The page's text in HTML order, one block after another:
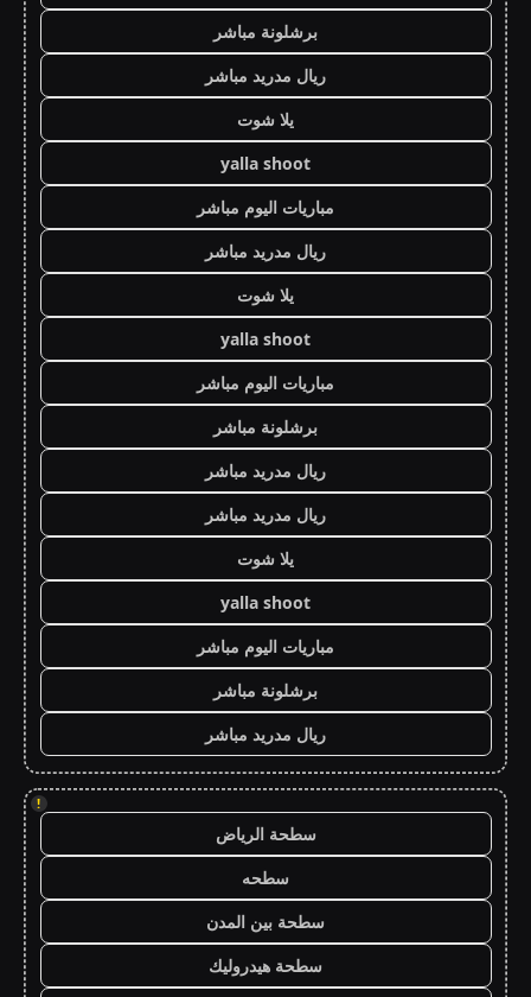
برشلونة مباشر
ريال مدريد مباشر
يلا شوت
yalla shoot
مباريات اليوم مباشر
ريال مدريد مباشر
يلا شوت
yalla shoot
مباريات اليوم مباشر
برشلونة مباشر
ريال مدريد مباشر
ريال مدريد مباشر
يلا شوت
yalla shoot
مباريات اليوم مباشر
برشلونة مباشر
ريال مدريد مباشر
!
سطحة الرياض
سطحه
سطحة بين المدن
سطحة هيدروليك